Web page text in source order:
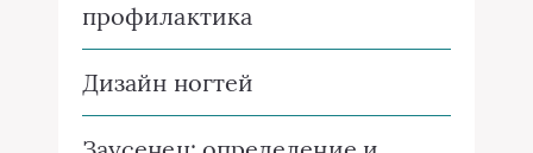
профилактика
Дизайн ногтей